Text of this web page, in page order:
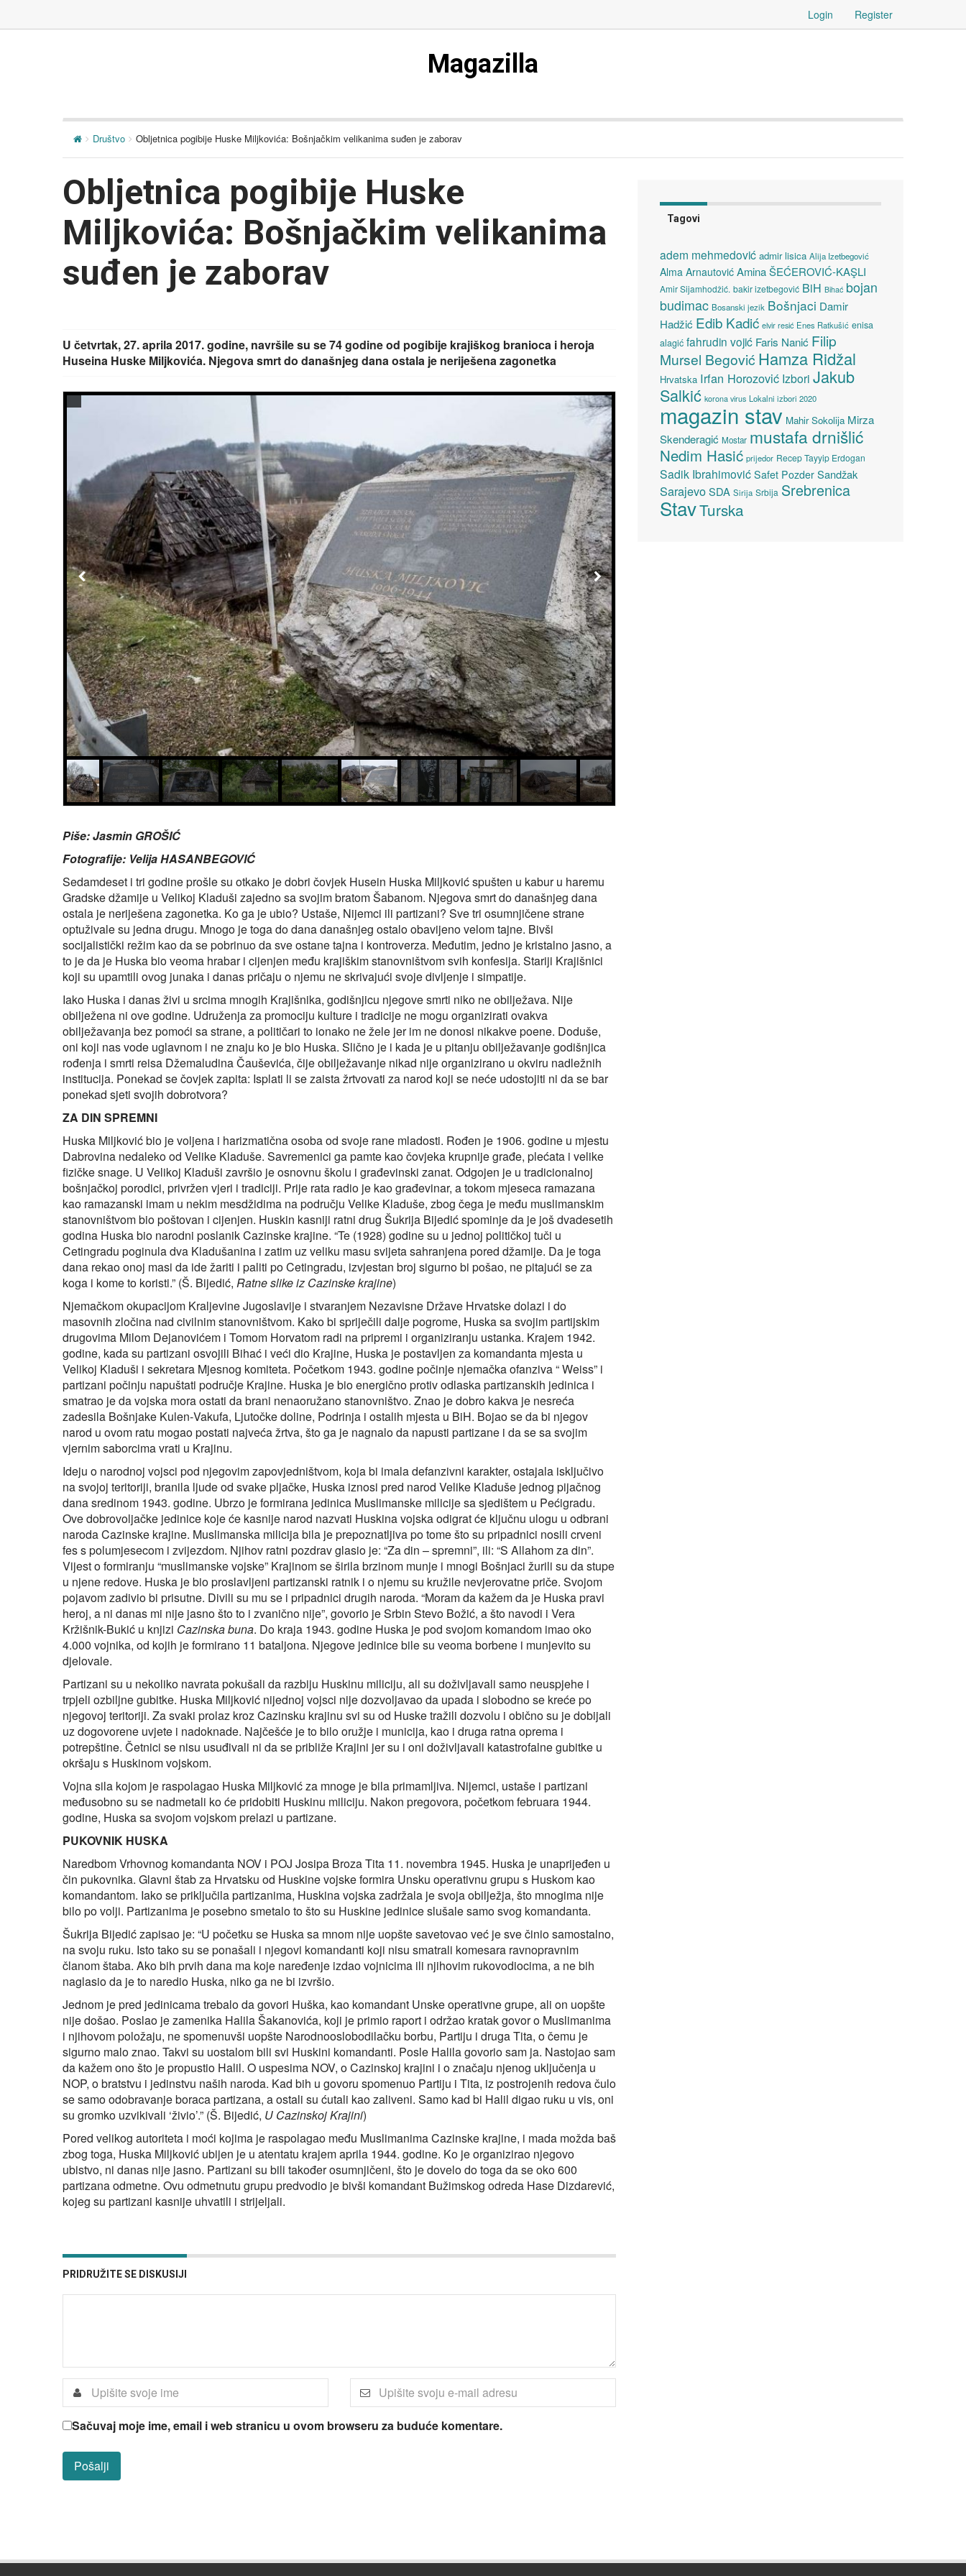
Login Register
Magazilla
Društvo Obljetnica pogibije Huske Miljkovića: Bošnjačkim velikanima suđen je zaborav
Obljetnica pogibije Huske
Miljkovića: Bošnjačkim velikanima
suđen je zaborav
U četvrtak, 27. aprila 2017. godine, navršile su se 74 godine od pogibije krajiškog branioca i heroja
Huseina Huske Miljkovića. Njegova smrt do današnjeg dana ostala je neriješena zagonetka
Piše: Jasmin GROŠIĆ
Fotografije: Velija HASANBEGOVIĆ
Sedamdeset i tri godine prošle su otkako je dobri čovjek Husein Huska Miljković spušten u kabur u haremu
Gradske džamije u Velikoj Kladuši zajedno sa svojim bratom Šabanom. Njegova smrt do današnjeg dana
ostala je neriješena zagonetka. Ko ga je ubio? Ustaše, Nijemci ili partizani? Sve tri osumnjičene strane
optuživale su jedna drugu. Mnogo je toga do dana današnjeg ostalo obavijeno velom tajne. Bivši
socijalistički režim kao da se pobrinuo da sve ostane tajna i kontroverza. Međutim, jedno je kristalno jasno, a
to je da je Huska bio veoma hrabar i cijenjen među krajiškim stanovništvom svih konfesija. Stariji Krajišnici
koji su upamtili ovog junaka i danas pričaju o njemu ne skrivajući svoje divljenje i simpatije.
Iako Huska i danas živi u srcima mnogih Krajišnika, godišnjicu njegove smrti niko ne obilježava. Nije
obilježena ni ove godine. Udruženja za promociju kulture i tradicije ne mogu organizirati ovakva
obilježavanja bez pomoći sa strane, a političari to ionako ne žele jer im ne donosi nikakve poene. Doduše,
oni koji nas vode uglavnom i ne znaju ko je bio Huska. Slično je i kada je u pitanju obilježavanje godišnjica
rođenja i smrti reisa Džemaludina Čauševića, čije obilježavanje nikad nije organizirano u okviru nadležnih
institucija. Ponekad se čovjek zapita: Isplati li se zaista žrtvovati za narod koji se neće udostojiti ni da se bar
ponekad sjeti svojih dobrotvora?
ZA DIN SPREMNI
Huska Miljković bio je voljena i harizmatična osoba od svoje rane mladosti. Rođen je 1906. godine u mjestu
Dabrovina nedaleko od Velike Kladuše. Savremenici ga pamte kao čovjeka krupnije građe, plećata i velike
fizičke snage. U Velikoj Kladuši završio je osnovnu školu i građevinski zanat. Odgojen je u tradicionalnoj
bošnjačkoj porodici, privržen vjeri i tradiciji. Prije rata radio je kao građevinar, a tokom mjeseca ramazana
kao ramazanski imam u nekim mesdžidima na području Velike Kladuše, zbog čega je među muslimanskim
stanovništvom bio poštovan i cijenjen. Huskin kasniji ratni drug Šukrija Bijedić spominje da je još dvadesetih
godina Huska bio narodni poslanik Cazinske krajine. “Te (1928) godine su u jednoj političkoj tuči u
Cetingradu poginula dva Kladušanina i zatim uz veliku masu svijeta sahranjena pored džamije. Da je toga
dana rekao onoj masi da ide žariti i paliti po Cetingradu, izvjestan broj sigurno bi pošao, ne pitajući se za
koga i kome to koristi.” (Š. Bijedić, Ratne slike iz Cazinske krajine)
Njemačkom okupacijom Kraljevine Jugoslavije i stvaranjem Nezavisne Države Hrvatske dolazi i do
masovnih zločina nad civilnim stanovništvom. Kako bi spriječili dalje pogrome, Huska sa svojim partijskim
drugovima Milom Dejanovićem i Tomom Horvatom radi na pripremi i organiziranju ustanka. Krajem 1942.
godine, kada su partizani osvojili Bihać i veći dio Krajine, Huska je postavljen za komandanta mjesta u
Velikoj Kladuši i sekretara Mjesnog komiteta. Početkom 1943. godine počinje njemačka ofanziva “ Weiss” i
partizani počinju napuštati područje Krajine. Huska je bio energično protiv odlaska partizanskih jedinica i
smatrao je da vojska mora ostati da brani nenaoružano stanovništvo. Znao je dobro kakva je nesreća
zadesila Bošnjake Kulen‑Vakufa, Ljutočke doline, Podrinja i ostalih mjesta u BiH. Bojao se da bi njegov
narod u ovom ratu mogao postati najveća žrtva, što ga je nagnalo da napusti partizane i da se sa svojim
vjernim saborcima vrati u Krajinu.
Ideju o narodnoj vojsci pod njegovim zapovjedništvom, koja bi imala defanzivni karakter, ostajala isključivo
na svojoj teritoriji, branila ljude od svake pljačke, Huska iznosi pred narod Velike Kladuše jednog pijačnog
dana sredinom 1943. godine. Ubrzo je formirana jedinica Muslimanske milicije sa sjedištem u Pećigradu.
Ove dobrovoljačke jedinice koje će kasnije narod nazvati Huskina vojska odigrat će ključnu ulogu u odbrani
naroda Cazinske krajine. Muslimanska milicija bila je prepoznatljiva po tome što su pripadnici nosili crveni
fes s polumjesecom i zvijezdom. Njihov ratni pozdrav glasio je: “Za din – spremni”, ili: “S Allahom za din”.
Vijest o formiranju “muslimanske vojske” Krajinom se širila brzinom munje i mnogi Bošnjaci žurili su da stupe
u njene redove. Huska je bio proslavljeni partizanski ratnik i o njemu su kružile nevjerovatne priče. Svojom
pojavom zadivio bi prisutne. Divili su mu se i pripadnici drugih naroda. “Moram da kažem da je Huska pravi
heroj, a ni danas mi nije jasno što to i zvanično nije”, govorio je Srbin Stevo Božić, a što navodi i Vera
Kržišnik-Bukić u knjizi Cazinska buna. Do kraja 1943. godine Huska je pod svojom komandom imao oko
4.000 vojnika, od kojih je formirano 11 bataljona. Njegove jedinice bile su veoma borbene i munjevito su
djelovale.
Partizani su u nekoliko navrata pokušali da razbiju Huskinu miliciju, ali su doživljavali samo neuspjehe i
trpjeli ozbiljne gubitke. Huska Miljković nijednoj vojsci nije dozvoljavao da upada i slobodno se kreće po
njegovoj teritoriji. Za svaki prolaz kroz Cazinsku krajinu svi su od Huske tražili dozvolu i obično su je dobijali
uz dogovorene uvjete i nadoknade. Najčešće je to bilo oružje i municija, kao i druga ratna oprema i
potrepštine. Četnici se nisu usuđivali ni da se približe Krajini jer su i oni doživljavali katastrofalne gubitke u
okršaju s Huskinom vojskom.
Vojna sila kojom je raspolagao Huska Miljković za mnoge je bila primamljiva. Nijemci, ustaše i partizani
međusobno su se nadmetali ko će pridobiti Huskinu miliciju. Nakon pregovora, početkom februara 1944.
godine, Huska sa svojom vojskom prelazi u partizane.
PUKOVNIK HUSKA
Naredbom Vrhovnog komandanta NOV i POJ Josipa Broza Tita 11. novembra 1945. Huska je unaprijeđen u
čin pukovnika. Glavni štab za Hrvatsku od Huskine vojske formira Unsku operativnu grupu s Huskom kao
komandantom. Iako se priključila partizanima, Huskina vojska zadržala je svoja obilježja, što mnogima nije
bilo po volji. Partizanima je posebno smetalo to što su Huskine jedinice slušale samo svog komandanta.
Šukrija Bijedić zapisao je: “U početku se Huska sa mnom nije uopšte savetovao već je sve činio samostalno,
na svoju ruku. Isto tako su se ponašali i njegovi komandanti koji nisu smatrali komesara ravnopravnim
članom štaba. Ako bih prvih dana ma koje naređenje izdao vojnicima ili njihovim rukovodiocima, a ne bih
naglasio da je to naredio Huska, niko ga ne bi izvršio.
Jednom je pred jedinicama trebalo da govori Huška, kao komandant Unske operativne grupe, ali on uopšte
nije došao. Poslao je zamenika Halila Šakanovića, koji je primio raport i održao kratak govor o Muslimanima
i njihovom položaju, ne spomenuvši uopšte Narodnooslobodilačku borbu, Partiju i druga Tita, o čemu je
sigurno malo znao. Takvi su uostalom bili svi Huskini komandanti. Posle Halila govorio sam ja. Nastojao sam
da kažem ono što je propustio Halil. O uspesima NOV, o Cazinskoj krajini i o značaju njenog uključenja u
NOP, o bratstvu i jedinstvu naših naroda. Kad bih u govoru spomenuo Partiju i Tita, iz postrojenih redova čulo
se samo odobravanje boraca partizana, a ostali su ćutali kao zaliveni. Samo kad bi Halil digao ruku u vis, oni
su gromko uzvikivali ‘živio’.” (Š. Bijedić, U Cazinskoj Krajini)
Pored velikog autoriteta i moći kojima je raspolagao među Muslimanima Cazinske krajine, i mada možda baš
zbog toga, Huska Miljković ubijen je u atentatu krajem aprila 1944. godine. Ko je organizirao njegovo
ubistvo, ni danas nije jasno. Partizani su bili također osumnjičeni, što je dovelo do toga da se oko 600
partizana odmetne. Ovu odmetnutu grupu predvodio je bivši komandant Bužimskog odreda Hase Dizdarević,
kojeg su partizani kasnije uhvatili i strijeljali.
PRIDRUŽITE SE DISKUSIJI
Sačuvaj moje ime, email i web stranicu u ovom browseru za buduće komentare.
Tagovi
adem mehmedović admir lisica Alija Izetbegović
Alma Arnautović Amina ŠEĆEROVIĆ-KAŞLI
Amir Sijamhodžić. bakir izetbegović BiH Bihać bojan
budimac Bosanski jezik Bošnjaci Damir
Hadžić Edib Kadić elvir resić Enes Ratkušić enisa
alagić fahrudin vojić Faris Nanić Filip
Mursel Begović Hamza Ridžal
Hrvatska Irfan Horozović Izbori Jakub
Salkić korona virus Lokalni izbori 2020
magazin stav Mahir Sokolija Mirza
Skenderagić Mostar mustafa drnišlić
Nedim Hasić prijedor Recep Tayyip Erdogan
Sadik Ibrahimović Safet Pozder Sandžak
SarajevoSDA Sirija Srbija Srebrenica
StavTurska